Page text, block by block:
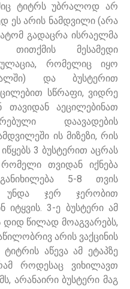
ტიტრს უბრალოდ არ
ეს არის ნამდვილი (არა
გადაცრა ისრაელმა
თითქმის მესამედი
რომელიც იყო
და ბუსტერით
სწრაფი, ვიდრე
აეცილებინათ
დაავადების
ის მიზეზი, რის
3 ბუსტერით აცრას
თვიდან იქნება
5-8 თვის
უნდა ჯერ ჯერობით
3-ე ბუსტერი ამ
დიდ წილად მოაგვარებს,
არის ვაქცინის
აწევა ამ ეტაპზე
როდესაც ვიხილავთ
არანაირი ბუსტერი მაგ